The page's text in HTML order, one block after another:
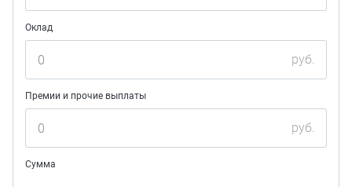
Оклад
руб.
Премии и прочие выплаты
руб.
Сумма